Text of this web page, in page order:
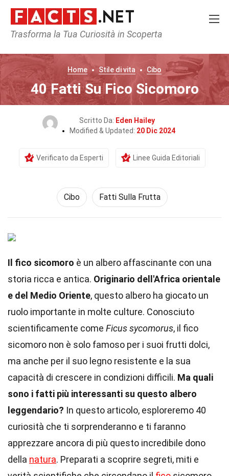
Trasforma la Tua Curiosità in Scoperta
Home Stile di vita Cibo
40 Fatti Su Fico Sicomoro
Scritto Da: Eden Hailey
Modified & Updated: 20 Dic 2024
Verificato da Esperti Linee Guida Editoriali
Cibo Fatti Sulla Frutta
Il fico sicomoro è un albero affascinante con una
storia ricca e antica. Originario dell'Africa orientale
e del Medio Oriente, questo albero ha giocato un
ruolo importante in molte culture. Conosciuto
scientificamente come Ficus sycomorus, il fico
sicomoro non è solo famoso per i suoi frutti dolci,
ma anche per il suo legno resistente e la sua
capacità di crescere in condizioni difficili. Ma quali
sono i fatti più interessanti su questo albero
leggendario? In questo articolo, esploreremo 40
curiosità che ti sorprenderanno e ti faranno
apprezzare ancora di più questo incredibile dono
della natura. Preparati a scoprire segreti, miti e